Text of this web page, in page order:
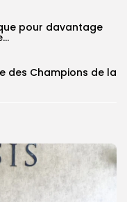
pour davantage
des Champions de la